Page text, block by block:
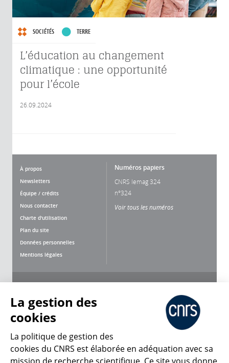
SOCIÉTÉS TERRE
L’éducation au changement
climatique : une opportunité
pour l’école
26.09.2024
À propos
Newsletters
Équipe / crédits
Nous contacter
Charte d'utilisation
Plan du site
Données personnelles
Mentions légales
Numéros papiers
CNRS lemag 324
n°324
Voir tous les numéros
CNRS Le Mag
La gestion des
cookies
La politique de gestion des
cookies du CNRS est élaborée en adéquation avec sa